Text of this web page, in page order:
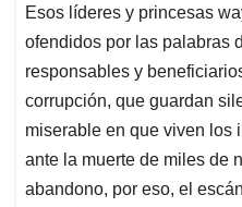
Esos líderes y princesas
ofendidos por las palabras
responsables y
corrupción, que guardan
miserable en que viven los
ante la muerte de miles de
abandono, por eso, el